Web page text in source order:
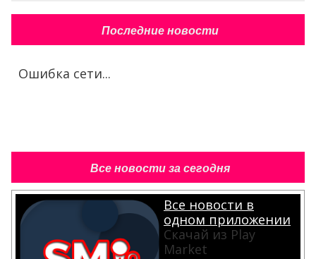
Последние новости
Ошибка сети...
Все новости за сегодня
Все новости в
одном приложении
Скачай из Play
Market